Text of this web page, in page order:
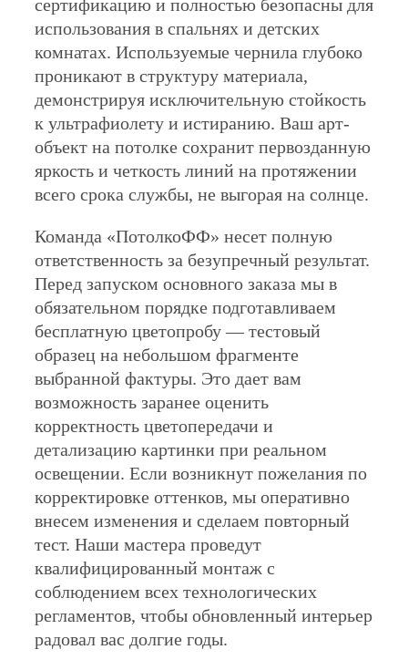
сертификацию и полностью безопасны для
использования в спальнях и детских
комнатах. Используемые чернила глубоко
проникают в структуру материала,
демонстрируя исключительную стойкость
к ультрафиолету и истиранию. Ваш арт-
объект на потолке сохранит первозданную
яркость и четкость линий на протяжении
всего срока службы, не выгорая на солнце.
Команда «ПотолкоФФ» несет полную
ответственность за безупречный результат.
Перед запуском основного заказа мы в
обязательном порядке подготавливаем
бесплатную цветопробу — тестовый
образец на небольшом фрагменте
выбранной фактуры. Это дает вам
возможность заранее оценить
корректность цветопередачи и
детализацию картинки при реальном
освещении. Если возникнут пожелания по
корректировке оттенков, мы оперативно
внесем изменения и сделаем повторный
тест. Наши мастера проведут
квалифицированный монтаж с
соблюдением всех технологических
регламентов, чтобы обновленный интерьер
радовал вас долгие годы.